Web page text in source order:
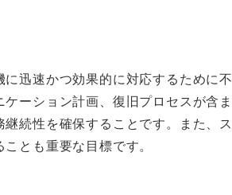
迅速かつ効果的に対応するために不
ーション計画、復旧プロセスが含ま
続性を確保することです。また、ス
とも重要な目標です。